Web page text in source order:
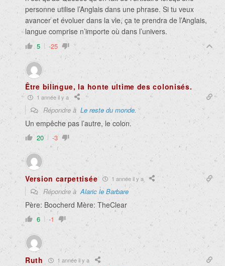
personne utilise l’Anglais dans une phrase. Si tu veux
avancer et évoluer dans la vie, ça te prendra de l’Anglais,
langue comprise n’importe où dans l’univers.
5 -25
Être bilingue, la honte ultime des colonisés.
1 année il y a
Répondre à Le reste du monde.
Un empêche pas l’autre, le colon.
20 -3
Version carpettisée 1 année il y a
Répondre àAlaric le Barbare
Père: Boocherd Mère: TheClear
6 -1
Ruth 1 année il y a